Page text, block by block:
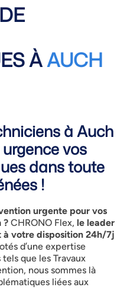
ÀAUCH
à Auch
vos
dans toute
!
urgente pour vos
? CHRONO Flex, le leader
à votre disposition 24h/7j
d’une expertise
que les Travaux
nous sommes là
liées aux